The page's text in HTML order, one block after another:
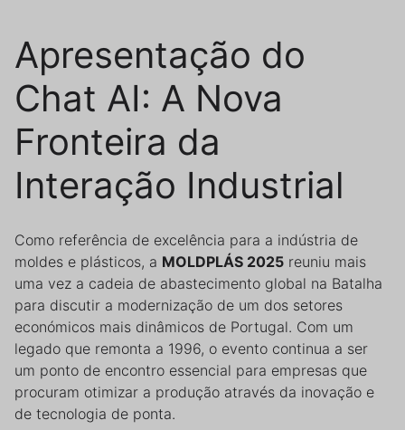
Apresentação do
Chat AI: A Nova
Fronteira da
Interação Industrial
Como referência de excelência para a indústria de
moldes e plásticos, a MOLDPLÁS 2025 reuniu mais
uma vez a cadeia de abastecimento global na Batalha
para discutir a modernização de um dos setores
económicos mais dinâmicos de Portugal. Com um
legado que remonta a 1996, o evento continua a ser
um ponto de encontro essencial para empresas que
procuram otimizar a produção através da inovação e
de tecnologia de ponta.